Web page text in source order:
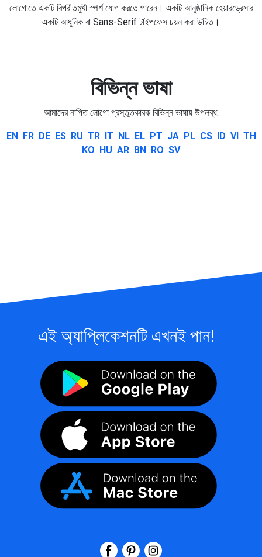
লোগোতে একটি বিপরীতমুখী স্পর্শ যোগ করতে পারেন। একটি আনুষ্ঠানিক হেয়ারড্রেসার
একটি আধুনিক বা Sans-Serif টাইপফেস চয়ন করা উচিত।
বিভিন্ন ভাষা
আমাদের নাপিত লোগো প্রস্তুতকারক বিভিন্ন ভাষায় উপলব্ধ:
EN FR DE ES RU TR IT NL EL PT JA PL CS ID VI TH
KO HU AR BN RO SV
এই অ্যাপ্লিকেশনটি এখনই পান!